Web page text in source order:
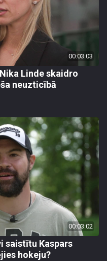
00:03:03
Linde skaidro
neuzticībā
00:03:02
saistītu Kaspars
hokeju?